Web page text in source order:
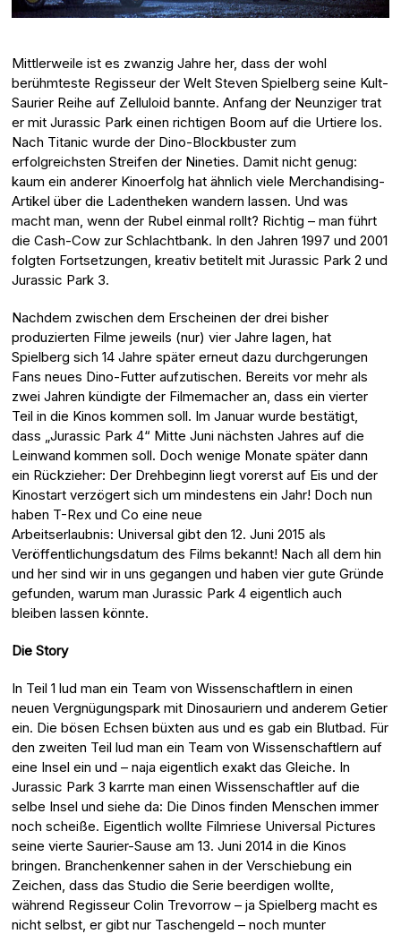
Mittlerweile ist es zwanzig Jahre her, dass der wohl
berühmteste Regisseur der Welt Steven Spielberg seine Kult-
Saurier Reihe auf Zelluloid bannte. Anfang der Neunziger trat
er mit Jurassic Park einen richtigen Boom auf die Urtiere los.
Nach Titanic wurde der Dino-Blockbuster zum
erfolgreichsten Streifen der Nineties. Damit nicht genug:
kaum ein anderer Kinoerfolg hat ähnlich viele Merchandising-
Artikel über die Ladentheken wandern lassen. Und was
macht man, wenn der Rubel einmal rollt? Richtig – man führt
die Cash-Cow zur Schlachtbank. In den Jahren 1997 und 2001
folgten Fortsetzungen, kreativ betitelt mit Jurassic Park 2 und
Jurassic Park 3.
Nachdem zwischen dem Erscheinen der drei bisher
produzierten Filme jeweils (nur) vier Jahre lagen, hat
Spielberg sich 14 Jahre später erneut dazu durchgerungen
Fans neues Dino-Futter aufzutischen. Bereits vor mehr als
zwei Jahren kündigte der Filmemacher an, dass ein vierter
Teil in die Kinos kommen soll. Im Januar wurde bestätigt,
dass „Jurassic Park 4“ Mitte Juni nächsten Jahres auf die
Leinwand kommen soll. Doch wenige Monate später dann
ein Rückzieher: Der Drehbeginn liegt vorerst auf Eis und der
Kinostart verzögert sich um mindestens ein Jahr! Doch nun
haben T-Rex und Co eine neue
Arbeitserlaubnis: Universal gibt den 12. Juni 2015 als
Veröffentlichungsdatum des Films bekannt! Nach all dem hin
und her sind wir in uns gegangen und haben vier gute Gründe
gefunden, warum man Jurassic Park 4 eigentlich auch
bleiben lassen könnte.
Die Story
In Teil 1 lud man ein Team von Wissenschaftlern in einen
neuen Vergnügungspark mit Dinosauriern und anderem Getier
ein. Die bösen Echsen büxten aus und es gab ein Blutbad. Für
den zweiten Teil lud man ein Team von Wissenschaftlern auf
eine Insel ein und – naja eigentlich exakt das Gleiche. In
Jurassic Park 3 karrte man einen Wissenschaftler auf die
selbe Insel und siehe da: Die Dinos finden Menschen immer
noch scheiße. Eigentlich wollte Filmriese Universal Pictures
seine vierte Saurier-Sause am 13. Juni 2014 in die Kinos
bringen. Branchenkenner sahen in der Verschiebung ein
Zeichen, dass das Studio die Serie beerdigen wollte,
während Regisseur Colin Trevorrow – ja Spielberg macht es
nicht selbst, er gibt nur Taschengeld – noch munter